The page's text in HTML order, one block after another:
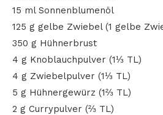
15 ml Sonnenblumenöl
125 g gelbe Zwiebel (1 gelbe
350 g Hühnerbrust
4 g Knoblauchpulver (1⅓ TL)
4 g Zwiebelpulver (1⅓ TL)
5 g Hühnergewürz (1⅔ TL)
2 g Currypulver (⅔ TL)